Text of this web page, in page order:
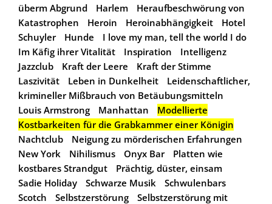
überm Abgrund
Harlem
Heraufbeschwörung von
Katastrophen
Heroin Heroinabhängigkeit
Hotel
Schuyler
Hunde
I love my man, tell the world I do
Im Käfig ihrer Vitalität
Inspiration
Intelligenz
Jazzclub
Kraft der Leere
Kraft der Stimme
Laszivität
Leben in Dunkelheit
Leidenschaftlicher,
krimineller Mißbrauch von Betäubungsmitteln
Louis Armstrong
Manhattan
Modellierte
Kostbarkeiten für die Grabkammer einer Königin
Nachtclub
Neigung zu mörderischen Erfahrungen
New York
Nihilismus Onyx Bar
Platten wie
kostbares Strandgut
Prächtig, düster, einsam
Sadie Holiday
Schwarze Musik
Schwulenbars
Scotch
Selbstzerstörung
Selbstzerstörung mit